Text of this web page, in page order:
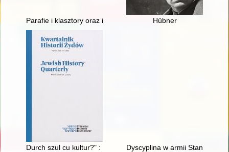
Parafie i klasztory oraz inne miejsca na terenie diecezji
Hübner
Durch szul cu kultur?" : ("przez szkołę do kultury?") :
Dyscyplina w armii Stanów